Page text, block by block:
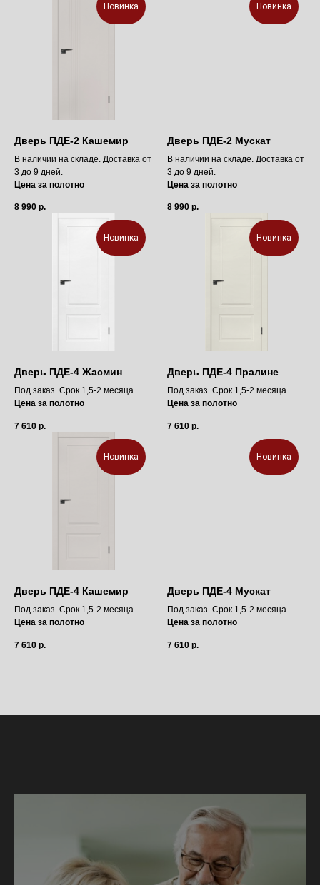
Новинка
Дверь ПДЕ-2 Кашемир
В наличии на складе. Доставка от
3 до 9 дней.
Цена за полотно
8 990 р.
Новинка
Дверь ПДЕ-2 Мускат
В наличии на складе. Доставка от
3 до 9 дней.
Цена за полотно
8 990 р.
Новинка
Дверь ПДЕ-4 Жасмин
Под заказ. Срок 1,5-2 месяца
Цена за полотно
7 610 р.
Новинка
Дверь ПДЕ-4 Пралине
Под заказ. Срок 1,5-2 месяца
Цена за полотно
7 610 р.
Новинка
Дверь ПДЕ-4 Кашемир
Под заказ. Срок 1,5-2 месяца
Цена за полотно
7 610 р.
Новинка
Дверь ПДЕ-4 Мускат
Под заказ. Срок 1,5-2 месяца
Цена за полотно
7 610 р.